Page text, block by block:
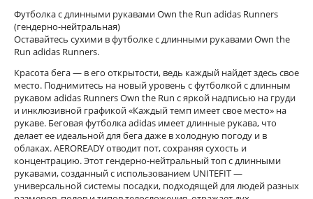
Футболка с длинными рукавами Own the Run adidas Runners
(гендерно-нейтральная)
Оставайтесь сухими в футболке с длинными рукавами Own the
Run adidas Runners.
Красота бега — в его открытости, ведь каждый найдет здесь свое
место. Поднимитесь на новый уровень с футболкой с длинным
рукавом adidas Runners Own the Run с яркой надписью на груди
и инклюзивной графикой «Каждый темп имеет свое место» на
рукаве. Беговая футболка adidas имеет длинные рукава, что
делает ее идеальной для бега даже в холодную погоду и в
облаках. AEROREADY отводит пот, сохраняя сухость и
концентрацию. Этот гендерно-нейтральный топ с длинными
рукавами, созданный с использованием UNITEFIT —
универсальной системы посадки, подходящей для людей разных